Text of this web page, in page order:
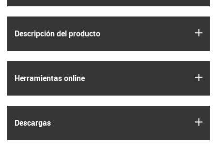
Descripción del producto
Herramientas online
Descargas